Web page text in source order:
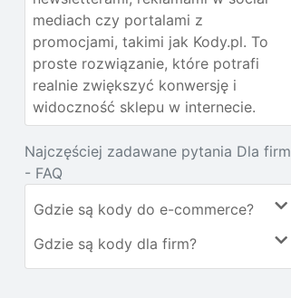
mediach czy portalami z
promocjami, takimi jak Kody.pl. To
proste rozwiązanie, które potrafi
realnie zwiększyć konwersję i
widoczność sklepu w internecie.
Najczęściej zadawane pytania Dla firm
- FAQ
Gdzie są kody do e-commerce?
Gdzie są kody dla firm?